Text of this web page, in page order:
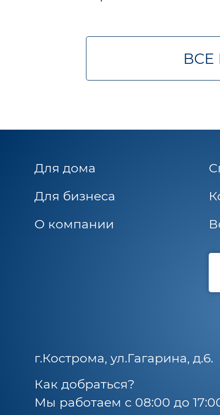
Для дома
Для бизнеса
О компании
г.Кострома, ул.Гагарина, д.6.
Как добраться?
Мы работаем с 08:00 до